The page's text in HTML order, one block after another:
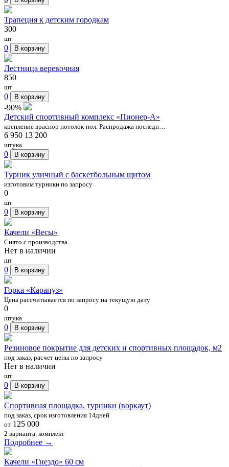
Трапеция к детским городкам
300
шт
0 В корзину
Лестница веревочная
850
шт
0 В корзину
-90%
Детский спортивный комплекс «Пионер-А»
крепление враспор потолок-пол. Распродажа последн…
6 950 13 200
штука
0 В корзину
Турник уличный с баскетбольным щитом
изготовим турники по запросу
0
шт
0 В корзину
Качели «Весы»
Снято с производства.
Нет в наличии
шт
0 В корзину
Горка «Карапуз»
Цена рассчитывается по запросу на текущую дату
0
штука
0 В корзину
Резиновое покрытие для детских и спортивных площадок, м2
под заказ, расчет цены по запросу
Нет в наличии
шт
0 В корзину
Спортивная площадка, турники (воркаут)
под заказ, срок изготовления 14дней
от 125 000
2 варианта. комплект
Подробнее →
Качели «Гнездо» 60 см